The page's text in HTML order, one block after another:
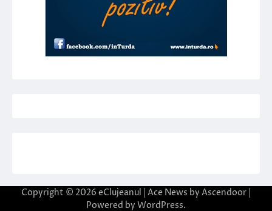
Copyright © 2026 eClujeanul | Ace News by Ascendoor
Powered by WordPress.